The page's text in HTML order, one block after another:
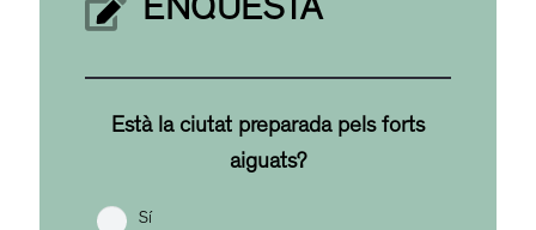
ENQUESTA
Està la ciutat preparada pels forts
aiguats?
Sí